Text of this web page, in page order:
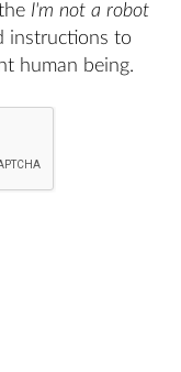
I'm not a robot
instructions to
human being.